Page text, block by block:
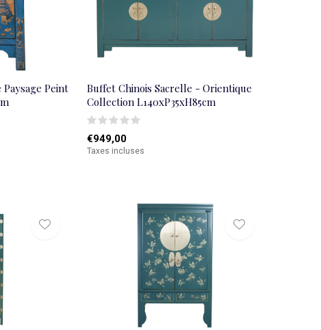
Peint
Buffet Chinois Sacrelle - Orientique
Collection L140xP35xH85cm
€949,00
Taxes incluses